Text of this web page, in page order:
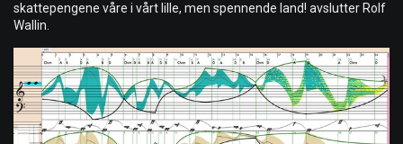
skattepengene våre i vårt lille, men spennende land! avslutter Rolf
Wallin.